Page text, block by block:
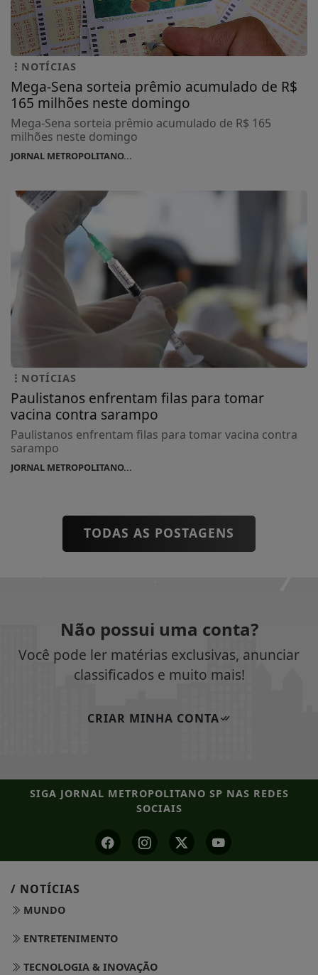
NOTÍCIAS
Mega-Sena sorteia prêmio acumulado de R$
165 milhões neste domingo
Mega-Sena sorteia prêmio acumulado de R$ 165
milhões neste domingo
JORNAL METROPOLITANO...
NOTÍCIAS
Paulistanos enfrentam filas para tomar
vacina contra sarampo
Paulistanos enfrentam filas para tomar vacina contra
sarampo
JORNAL METROPOLITANO...
TODAS AS POSTAGENS
Não possui uma conta?
Você pode ler matérias exclusivas, anunciar
classificados e muito mais!
CRIAR MINHA CONTA
SIGA JORNAL METROPOLITANO SP NAS REDES
SOCIAIS
/ NOTÍCIAS
MUNDO
ENTRETENIMENTO
TECNOLOGIA & INOVAÇÃO